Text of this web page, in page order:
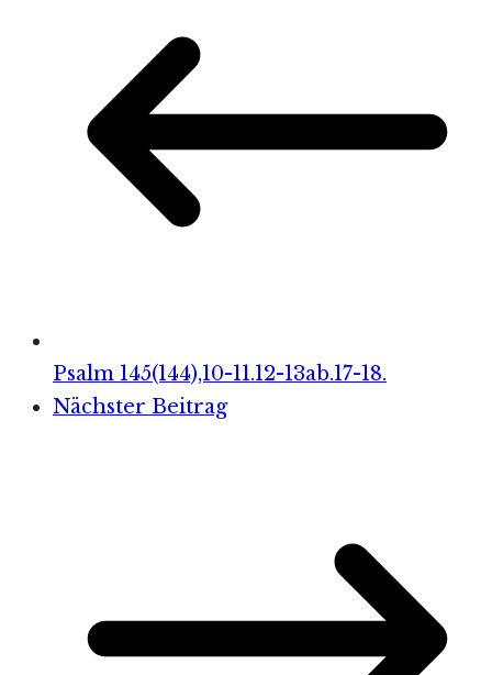
Psalm 145(144),10-11.12-13ab.17-18.
Nächster Beitrag